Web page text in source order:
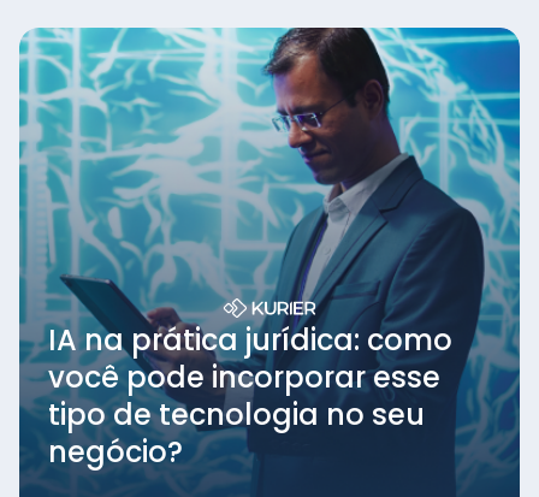
IA na prática jurídica: como
você pode incorporar esse
tipo de tecnologia no seu
negócio?